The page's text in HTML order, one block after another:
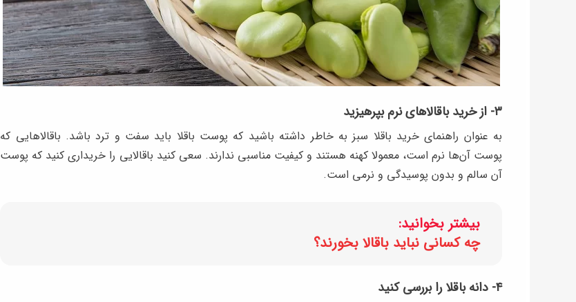
۳- از خرید باقالاهای نرم بپرهیزید
به عنوان راهنمای خرید باقلا سبز به خاطر داشته باشید که پوست باقلا باید سفت و ترد باشد. باقالاهایی که
پوست آن‌ها نرم است، معمولا کهنه هستند و کیفیت مناسبی ندارند. سعی کنید باقالایی را خریداری کنید که پوست
آن‌ سالم و بدون پوسیدگی و نرمی است.
بیشتر بخوانید:
چه کسانی نباید باقالا بخورند؟
۴- دانه باقلا را بررسی کنید